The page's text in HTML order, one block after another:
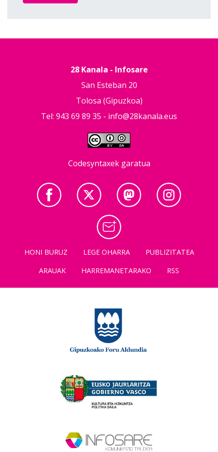
28 Kanala - Infosare
San Esteban 20
Tolosa (Gipuzkoa)
Tel: 943 69 89 35 - info@28kanala.eus
Codesyntaxek garatua
HONI BURUZ LEGE OHARRA
PUBLIZITATEA
ARAUAK
HARREMANETARAKO RSS